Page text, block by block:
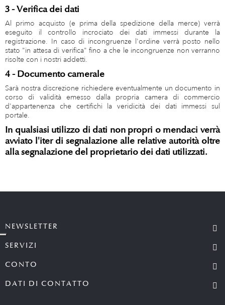
3 - Verifica dei dati
Al primo acquisto (e prima della spedizione della merce) verrà
eseguito il controllo incrociato dei dati immessi durante la
registrazione. In caso di incongruenze l'ordine verrà posto nello
stato "in attesa di verifica" fino a che le incongruenze non verranno
risolte con i nostri addetti.
4 - Documento camerale
Sarà nostra discrezione richiedere eventualmente un documento in
corso di validità emesso dalla propria camera di commercio
d'appartenenza che certifichi la veridicità dei dati immessi sul
portale.
In qualsiasi utilizzo di dati non propri o mendaci verrà
avviato l'iter di segnalazione alle relative autorità oltre
alla segnalazione del proprietario dei dati utilizzati.
NEWSLETTER
SERVIZI
CONTO
DATI DI CONTATTO